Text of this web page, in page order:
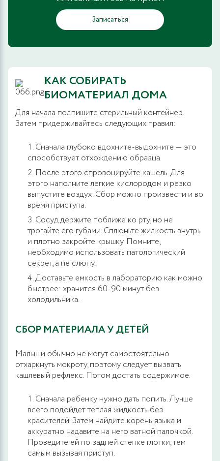
Записаться
КАК СОБИРАТЬ
БИОМАТЕРИАЛ ДОМА
Для начала подпишите стерильный контейнер.
Затем придерживайтесь следующих правил:
Сначала глубоко вдохните-выдохните — это
способствует отхождению образца.
После этого спровоцируйте кашель. Для
этого наполните легкие кислородом и резко
выпустите воздух. Сбор можно произвести и во
время приступа.
Сосуд держите поближе ко рту, но не
трогайте его губами. Сплюньте жидкость внутрь
и плотно закройте крышку. Помните,
необходимо использовать патологический
секрет, а не слюну.
Доставьте емкость в лабораторию как можно
быстрее: хранится 60-90 минут без
холодильника.
СБОР МАТЕРИАЛА У ДЕТЕЙ
Малыши обычно не могут самостоятельно
отхаркнуть мокроту, поэтому следует вызвать
кашлевый рефлекс. Потом достать содержимое.
Сначала ребенку нужно дать попить. Лучше
всего подойдет теплая жидкость без
красителей. Затем найдите корень языка и
аккуратно надавите на него ватной палочкой.
Проведите ей по задней стенке глотки, тем
самым вызывая приступ.